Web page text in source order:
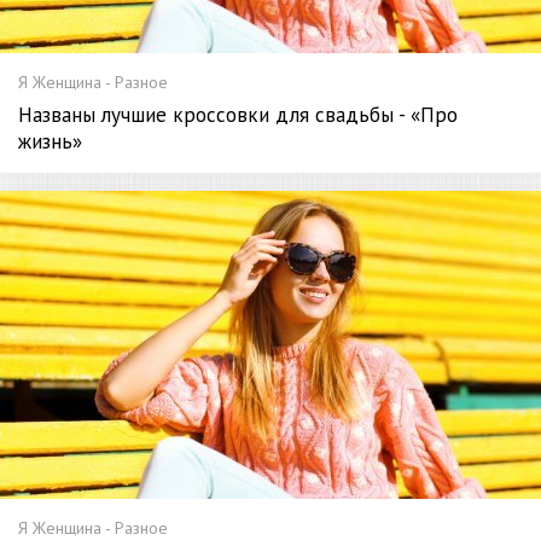
Я Женщина - Разное
Названы лучшие кроссовки для свадьбы - «Про
жизнь»
Я Женщина - Разное